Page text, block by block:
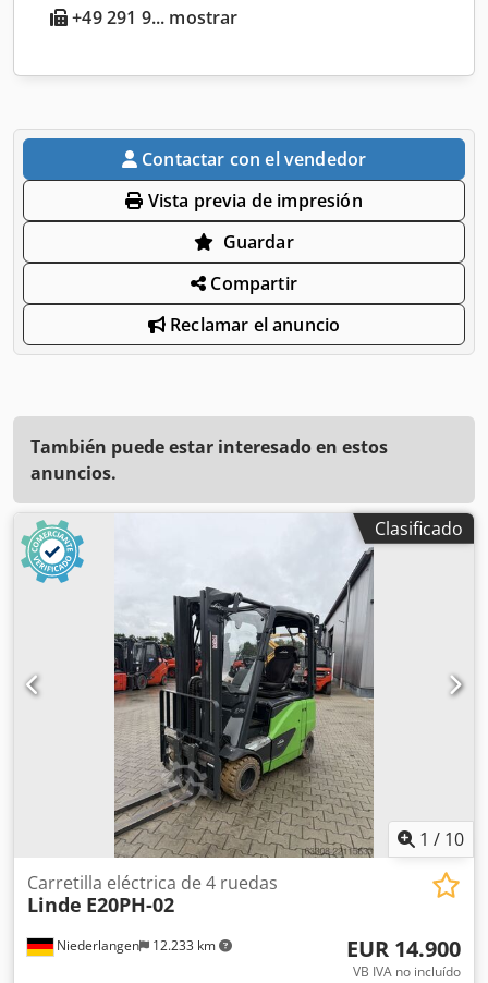
+49 291 9... mostrar
Contactar con el vendedor
Vista previa de impresión
Guardar
Compartir
Reclamar el anuncio
También puede estar interesado en estos
anuncios.
Clasificado
1 / 10
Niederlangen 12.233 km
Carretilla eléctrica de 4 ruedas
Linde E20PH-02
EUR 14.900
VB IVA no incluído